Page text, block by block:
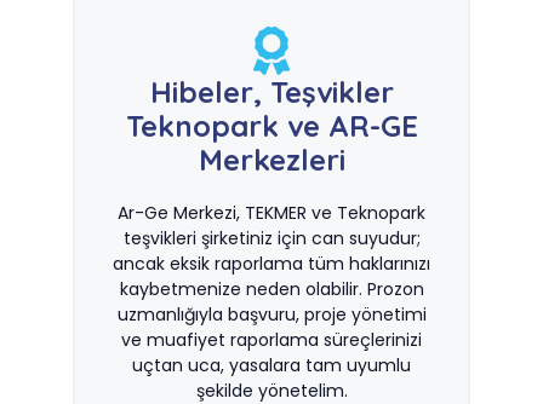
Hibeler, Teşvikler
Teknopark ve AR-GE
Merkezleri
Ar-Ge Merkezi, TEKMER ve Teknopark
teşvikleri şirketiniz için can suyudur;
ancak eksik raporlama tüm haklarınızı
kaybetmenize neden olabilir. Prozon
uzmanlığıyla başvuru, proje yönetimi
ve muafiyet raporlama süreçlerinizi
uçtan uca, yasalara tam uyumlu
şekilde yönetelim.